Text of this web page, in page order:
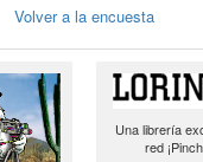
Volver a la encuesta
Una librería
red